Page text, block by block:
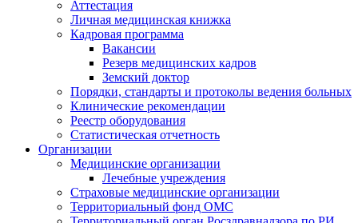
Аттестация
Личная медицинская книжка
Кадровая программа
Вакансии
Резерв медицинских кадров
Земский доктор
Порядки, стандарты и протоколы ведения больных
Клинические рекомендации
Реестр оборудования
Статистическая отчетность
Организации
Медицинские организации
Лечебные учреждения
Страховые медицинские организации
Территориальный фонд ОМС